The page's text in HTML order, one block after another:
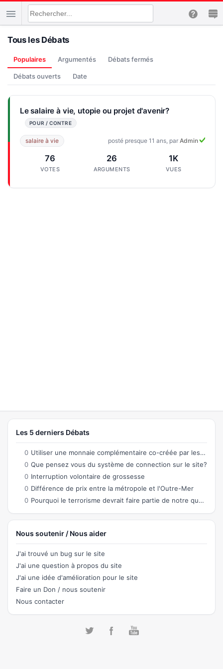
Tous les Débats
Populaires Argumentés Débats fermés
Débats ouverts Date
76
VOTES
26
ARGUMENTS
1K
VUES
Le salaire à vie, utopie ou projet d'avenir?
salaire à vie posté presque 11 ans, parAdmin
Les 5 derniers Débats
0 Utiliser une monnaie complémentaire co-créée par les citoyens permettant des échanges
0 Que pensez vous du système de connection sur le site?
0 Interruption volontaire de grossesse
0 Différence de prix entre la métropole et l'Outre-Mer
0 Pourquoi le terrorisme devrait faire partie de notre quotidien ?
Nous soutenir / Nous aider
J'ai trouvé un bug sur le site
J'ai une question à propos du site
J'ai une idée d'amélioration pour le site
Faire un Don / nous soutenir
Nous contacter